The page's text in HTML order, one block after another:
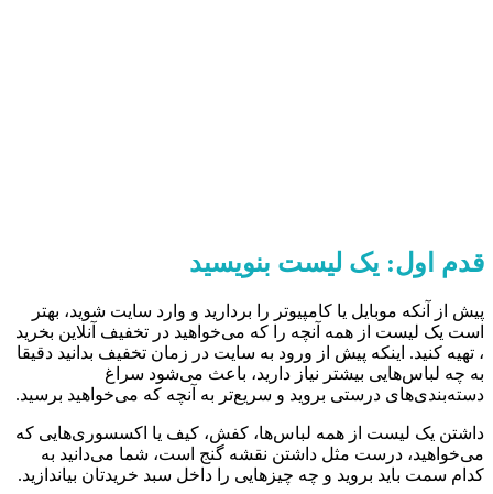
قدم اول: یک لیست بنویسید
پیش از آنکه موبایل یا کامپیوتر را بردارید و وارد سایت شوید، بهتر
است یک لیست از همه آنچه را که می‌خواهید در تخفیف آنلاین بخرید
، تهیه کنید. اینکه پیش از ورود به سایت در زمان تخفیف بدانید دقیقا
به چه لباس‌هایی بیشتر نیاز دارید، باعث می‌شود سراغ
دسته‌بندی‌های درستی بروید و سریع‌تر به آنچه که می‌خواهید برسید.
داشتن یک لیست از همه لباس‌ها، کفش، کیف یا اکسسوری‌هایی که
می‌خواهید، درست مثل داشتن نقشه گنج است، شما می‌دانید به
کدام سمت باید بروید و چه چیزهایی را داخل سبد خریدتان بیاندازید.